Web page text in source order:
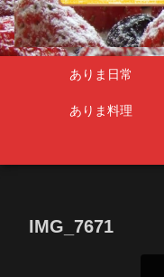
ありま日常
ありま料理
IMG_7671